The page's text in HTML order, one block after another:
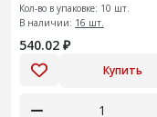
Кол-во в упаковке: 10 шт.
В наличии: 16 шт.
540.02 ₽
Купить